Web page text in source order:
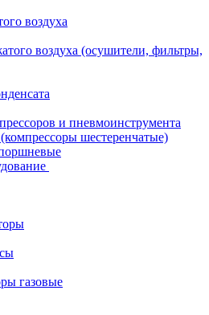
воздуха
воздуха (осушители, фильтры,
и пневмоинструмента
шестеренчатые)
газовые